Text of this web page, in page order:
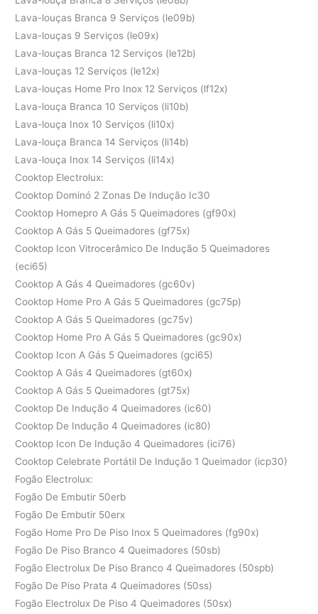
Lava-louças Branca 9 Serviços (le09b)
Lava-louças 9 Serviços (le09x)
Lava-louças Branca 12 Serviços (le12b)
Lava-louças 12 Serviços (le12x)
Lava-louças Home Pro Inox 12 Serviços (lf12x)
Lava-louça Branca 10 Serviços (li10b)
Lava-louça Inox 10 Serviços (li10x)
Lava-louça Branca 14 Serviços (li14b)
Lava-louça Inox 14 Serviços (li14x)
Cooktop Electrolux:
Cooktop Dominó 2 Zonas De Indução Ic30
Cooktop Homepro A Gás 5 Queimadores (gf90x)
Cooktop A Gás 5 Queimadores (gf75x)
Cooktop Icon Vitrocerâmico De Indução 5 Queimadores
(eci65)
Cooktop A Gás 4 Queimadores (gc60v)
Cooktop Home Pro A Gás 5 Queimadores (gc75p)
Cooktop A Gás 5 Queimadores (gc75v)
Cooktop Home Pro A Gás 5 Queimadores (gc90x)
Cooktop Icon A Gás 5 Queimadores (gci65)
Cooktop A Gás 4 Queimadores (gt60x)
Cooktop A Gás 5 Queimadores (gt75x)
Cooktop De Indução 4 Queimadores (ic60)
Cooktop De Indução 4 Queimadores (ic80)
Cooktop Icon De Indução 4 Queimadores (ici76)
Cooktop Celebrate Portátil De Indução 1 Queimador (icp30)
Fogão Electrolux:
Fogão De Embutir 50erb
Fogão De Embutir 50erx
Fogão Home Pro De Piso Inox 5 Queimadores (fg90x)
Fogão De Piso Branco 4 Queimadores (50sb)
Fogão Electrolux De Piso Branco 4 Queimadores (50spb)
Fogão De Piso Prata 4 Queimadores (50ss)
Fogão Electrolux De Piso 4 Queimadores (50sx)